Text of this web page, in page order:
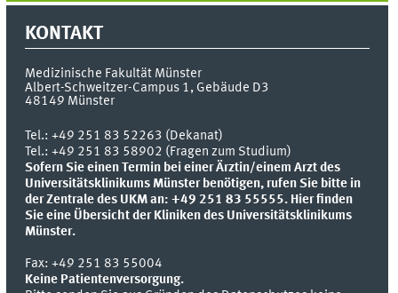
KONTAKT
Medizinische Fakultät Münster
Albert-Schweitzer-Campus 1, Gebäude D3
48149 Münster
Tel.:+49 251 83 52263 (Dekanat)
Tel.: +49 251 83 58902 (Fragen zum Studium)
Sofern Sie einen Termin bei einer Ärztin/einem Arzt des
Universitätsklinikums Münster benötigen, rufen Sie bitte in
der Zentrale des UKM an: +49 251 83 55555. Hier finden
Sie eine Übersicht der Kliniken des Universitätsklinikums
Münster.
Fax:+49 251 83 55004
Keine Patientenversorgung.